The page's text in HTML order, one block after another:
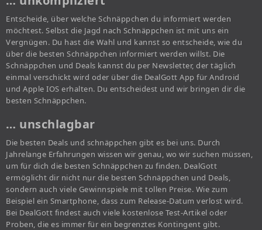
Entscheide, über welche Schnäppchen du informiert werden
möchtest. Selbst die Jagd nach Schnäppchen ist mit uns ein
Vergnügen. Du hast die Wahl und kannst so entscheide, wie du
über die besten Schnäppchen informiert werden willst. Die
Schnäppchen und Deals kannst du per Newsletter, der täglich
einmal verschickt wird oder über die DealGott App für Android
und Apple IOS erhalten. Du entscheidest und wir bringen dir die
besten Schnäppchen.
… unschlagbar
Die besten Deals und schnäppchen gibt es bei uns. Durch
Jahrelange Erfahrungen wissen wir genau, wo wir suchen müssen,
um für dich die besten Schnäppchen zu finden. DealGott
ermöglicht dir nicht nur die besten Schnäppchen und Deals,
sondern auch viele Gewinnspiele mit tollen Preise. Wie zum
Beispiel ein Smartphone, dass zum Release-Datum verlost wird.
Bei DealGott findest auch viele kostenlose Test-Artikel oder
Proben, die es immer für ein begrenztes Kontingent gibt.